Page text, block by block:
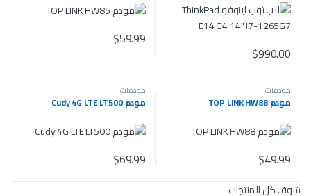
$990.00
$59.99
مودمات
مودم TOP LINK HW88
$49.99
مودمات
مودم Cudy 4G LTE LT500
$69.99
شوف كل المنتجات